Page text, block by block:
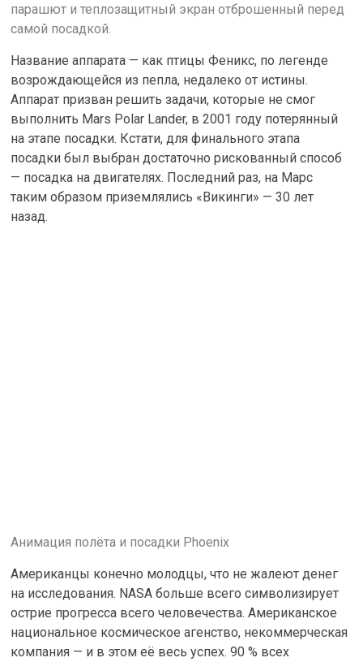
парашют и теплозащитный экран отброшенный перед
самой посадкой.
Название аппарата — как птицы Феникс, по легенде
возрождающейся из пепла, недалеко от истины.
Аппарат призван решить задачи, которые не смог
выполнить Mars Polar Lander, в 2001 году потерянный
на этапе посадки. Кстати, для финального этапа
посадки был выбран достаточно рискованный способ
— посадка на двигателях. Последний раз, на Марс
таким образом приземлялись «Викинги» — 30 лет
назад.
Анимация полёта и посадки Phoenix
Американцы конечно молодцы, что не жалеют денег
на исследования. NASA больше всего символизирует
острие прогресса всего человечества. Американское
национальное космическое агенство, некоммерческая
компания — и в этом её весь успех. 90 % всех